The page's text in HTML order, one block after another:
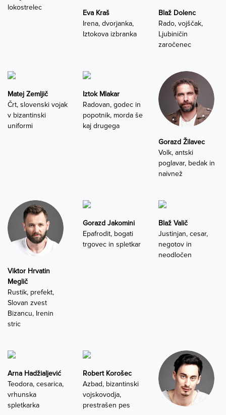
lokostrelec
Eva Kraš
Irena, dvorjanka,
Iztokova izbranka
Blaž Dolenc
Rado, vojščak,
Ljubiničin
zaročenec
Matej Zemljič
Črt, slovenski vojak
v bizantinski
uniformi
Iztok Mlakar
Radovan, godec in
popotnik, morda še
kaj drugega
Gorazd Žilavec
Volk, antski
poglavar, bedak in
naivnež
Viktor Hrvatin
Meglič
Rustik, prefekt,
Slovan zvest
Bizancu, Irenin
stric
Gorazd Jakomini
Epafrodit, bogati
trgovec in spletkar
Blaž Valič
Justinjan, cesar,
negotov in
neodločen
Arna Hadžialjević
Teodora, cesarica,
vrhunska
spletkarka
Robert Korošec
Azbad, bizantinski
vojskovodja,
prestrašen pes